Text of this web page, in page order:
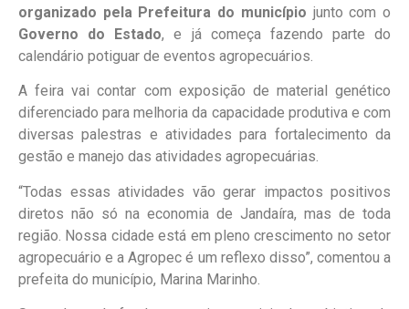
organizado pela Prefeitura do município junto com o
Governo do Estado, e já começa fazendo parte do
calendário potiguar de eventos agropecuários.
A feira vai contar com exposição de material genético
diferenciado para melhoria da capacidade produtiva e com
diversas palestras e atividades para fortalecimento da
gestão e manejo das atividades agropecuárias.
“Todas essas atividades vão gerar impactos positivos
diretos não só na economia de Jandaíra, mas de toda
região. Nossa cidade está em pleno crescimento no setor
agropecuário e a Agropec é um reflexo disso”, comentou a
prefeita do município, Marina Marinho.